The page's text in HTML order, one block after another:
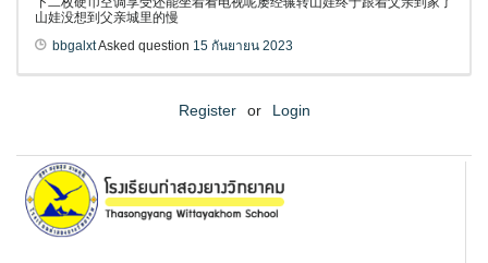
山娃没想到父亲城里的慢
bbgalxtAsked question 15 กันยายน 2023
Register or Login